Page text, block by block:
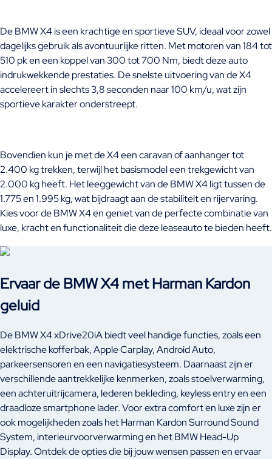
De BMW X4 is een krachtige en sportieve SUV, ideaal voor zowel
dagelijks gebruik als avontuurlijke ritten. Met motoren van 184 tot
510 pk en een koppel van 300 tot 700 Nm, biedt deze auto
indrukwekkende prestaties. De snelste uitvoering van de X4
accelereert in slechts 3,8 seconden naar 100 km/u, wat zijn
sportieve karakter onderstreept.
Bovendien kun je met de X4 een caravan of aanhanger tot
2.400 kg trekken, terwijl het basismodel een trekgewicht van
2.000 kg heeft. Het leeggewicht van de BMW X4 ligt tussen de
1.775 en 1.995 kg, wat bijdraagt aan de stabiliteit en rijervaring.
Kies voor de BMW X4 en geniet van de perfecte combinatie van
luxe, kracht en functionaliteit die deze leaseauto te bieden heeft.
Ervaar de BMW X4 met Harman Kardon
geluid
De BMW X4 xDrive20iA biedt veel handige functies, zoals een
elektrische kofferbak, Apple Carplay, Android Auto,
parkeersensoren en een navigatiesysteem. Daarnaast zijn er
verschillende aantrekkelijke kenmerken, zoals stoelverwarming,
een achteruitrijcamera, lederen bekleding, keyless entry en een
draadloze smartphone lader. Voor extra comfort en luxe zijn er
ook mogelijkheden zoals het Harman Kardon Surround Sound
System, interieurvoorverwarming en het BMW Head-Up
Display. Ontdek de opties die bij jouw wensen passen en ervaar